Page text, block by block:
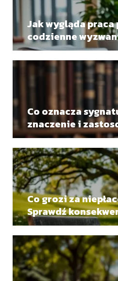
Jak wygląda
codzienne
Co oznacza
znaczenie i
Co grozi za
Sprawdź